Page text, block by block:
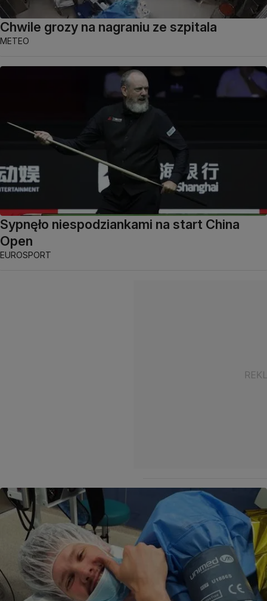
Chwile grozy na nagraniu ze szpitala
METEO
Sypnęło niespodziankami na start China
Open
EUROSPORT